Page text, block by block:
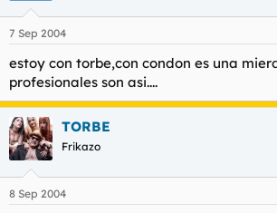
7 Sep 2004
estoy con torbe,con condon es una
profesionales son asi....
TORBE
Frikazo
8 Sep 2004